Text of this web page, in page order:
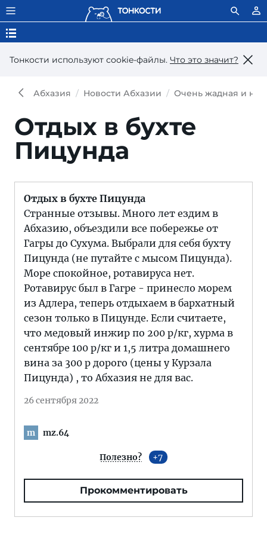
Тонкости используют сookie-файлы. Что это значит?
Абхазия Новости Абхазии Очень жадная и
Отдых в бухте
Пицунда
Отдых в бухте Пицунда
Странные отзывы. Много лет ездим в
Абхазию, объездили все побережье от
Гагры до Сухума. Выбрали для себя бухту
Пицунда (не путайте с мысом Пицунда).
Море спокойное, ротавируса нет.
Ротавирус был в Гагре - принесло морем
из Адлера, теперь отдыхаем в бархатный
сезон только в Пицунде. Если считаете,
что медовый инжир по 200 р/кг, хурма в
сентябре 100 р/кг и 1,5 литра домашнего
вина за 300 р дорого (цены у Курзала
Пицунда) , то Абхазия не для вас.
26 сентября 2022
m mz.64
Полезно? 7
Прокомментировать